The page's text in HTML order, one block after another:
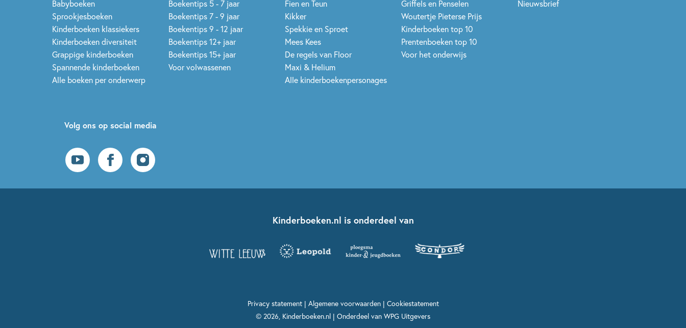
Babyboeken
Sprookjesboeken
Kinderboeken klassiekers
Kinderboeken diversiteit
Grappige kinderboeken
Spannende kinderboeken
Alle boeken per onderwerp
Boekentips 5 - 7 jaar
Boekentips 7 - 9 jaar
Boekentips 9 - 12 jaar
Boekentips 12+ jaar
Boekentips 15+ jaar
Voor volwassenen
Fien en Teun
Kikker
Spekkie en Sproet
Mees Kees
De regels van Floor
Maxi & Helium
Alle kinderboekenpersonages
Griffels en Penselen
Woutertje Pieterse Prijs
Kinderboeken top 10
Prentenboeken top 10
Voor het onderwijs
Nieuwsbrief
Volg ons op social media
Kinderboeken.nl is onderdeel van
Privacy statement| Algemene voorwaarden| Cookiestatement
© 2026, Kinderboeken.nl | Onderdeel van WPG Uitgevers